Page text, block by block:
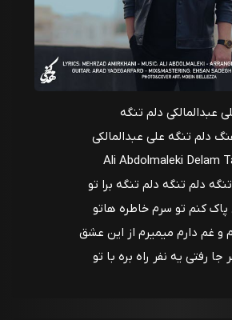
عبدالمالکی دلم تنگه
دلم تنگه علی عبدالمالکی
Ali Abdolmaleki Delam
دلم تنگه دلم تنگه برا تو
کنم تو سرم خاطره هاتو
و غم دارم میمیرم از این عشق
جا رفتی یه نفر راه بره با تو